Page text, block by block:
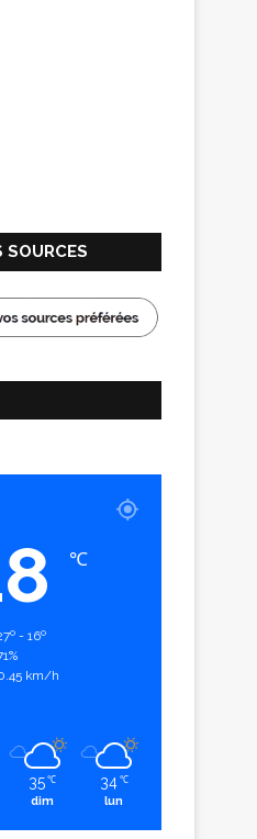
SOURCES
℃
- 16º
km/h
35 ℃
dim
34 ℃
lun